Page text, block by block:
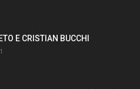
E CRISTIAN BUCCHI